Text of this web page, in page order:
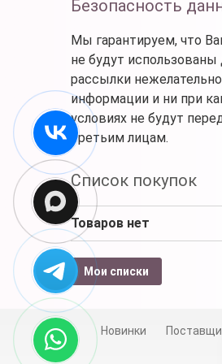
Безопасность
Мы гарантируем, что
не будут использованы
рассылки
информации и ни при
условиях не будут
третьим лицам.
Список покупок
Товаров нет
Мои списки
Новинки